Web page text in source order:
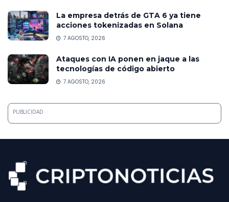
La empresa detrás de GTA 6 ya tiene
acciones tokenizadas en Solana
7 AGOSTO, 2026
Ataques con IA ponen en jaque a las
tecnologías de código abierto
7 AGOSTO, 2026
PUBLICIDAD